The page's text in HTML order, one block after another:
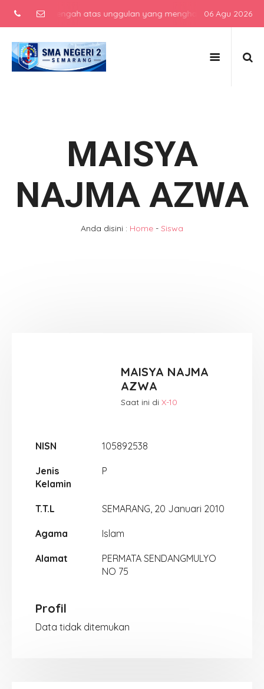
menengah atas unggulan yang menghasilkan lulusan
06 Agu 2026
MAISYA
NAJMA AZWA
Anda disini : Home - Siswa
MAISYA NAJMA
AZWA
Saat ini di X-10
NISN 105892538
Jenis
Kelamin
P
T.T.L SEMARANG, 20 Januari 2010
Agama Islam
Alamat
PERMATA SENDANGMULYO
NO 75
Profil
Data tidak ditemukan